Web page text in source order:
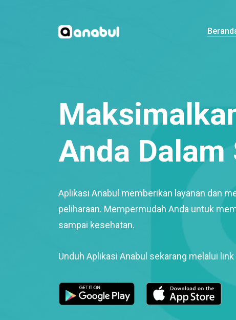
Anda
Aplikasi Anabul memberikan layanan dan
peliharaan. Mempermudah Anda untuk
sampai kesehatan.
Unduh Aplikasi Anabul sekarang melalui